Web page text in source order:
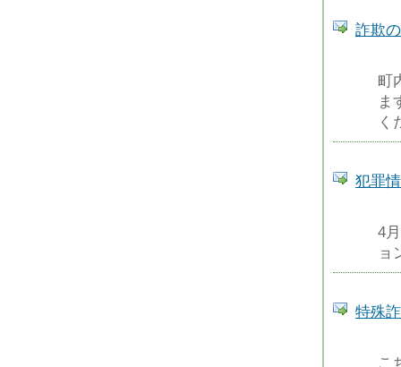
詐欺
町
ま
く
犯罪
4
ョ
特殊
こ